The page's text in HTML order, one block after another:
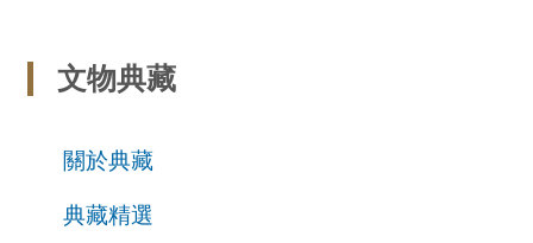
文物典藏
關於典藏
典藏精選